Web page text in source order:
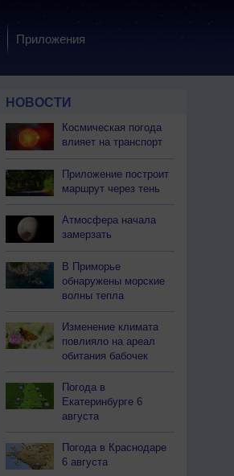
Приложения
НОВОСТИ
Космическая погода
влияет на транспорт
Приложение построит
маршрут через тень
Атмосфера начала
замерзать
В Приморье
обнаружены морские
волны тепла
Изменение климата
повлияло на ареал
обитания бабочек
Погода в
Екатеринбурге 6
августа
Погода в Краснодаре
6 августа